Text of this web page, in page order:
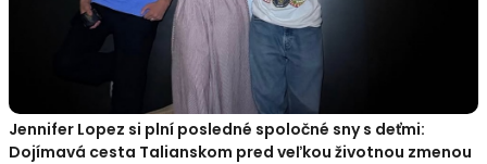
Jennifer Lopez si plní posledné spoločné sny s deťmi:
Dojímavá cesta Talianskom pred veľkou životnou zmenou